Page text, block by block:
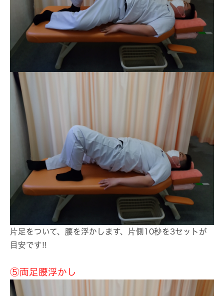
片足をついて、腰を浮かします、片側10秒を3セットが
目安です!!
⑤両足腰浮かし